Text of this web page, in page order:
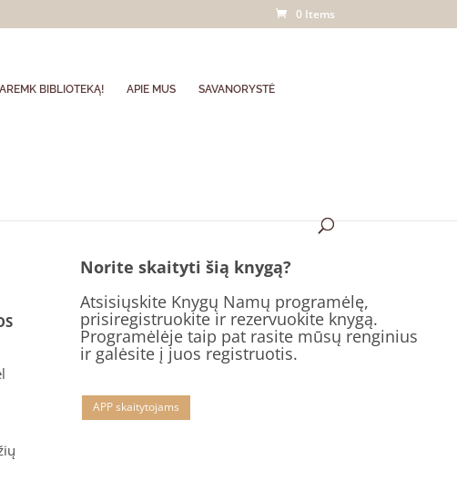
0 Items
BIBLIOTEKĄ! APIE MUS SAVANORYSTĖ
Norite skaityti šią knygą?
Atsisiųskite Knygų Namų programėlę,
prisiregistruokite ir rezervuokite knygą.
Programėlėje taip pat rasite mūsų renginius
ir galėsite į juos registruotis.
APP skaitytojams